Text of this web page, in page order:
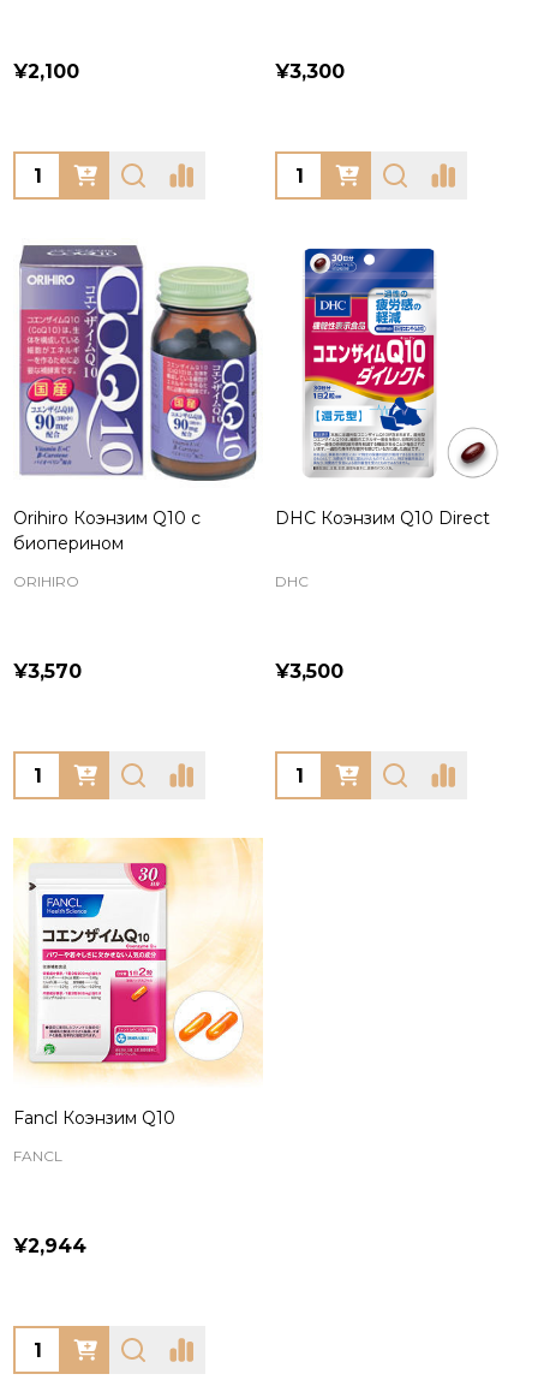
¥2,100
Quantity:
¥3,300
Quantity:
Orihiro Коэнзим Q10 с
биоперином
ORIHIRO
¥3,570
Quantity:
DHC Коэнзим Q10 Direct
DHC
¥3,500
Quantity:
Fancl Коэнзим Q10
FANCL
¥2,944
Quantity: